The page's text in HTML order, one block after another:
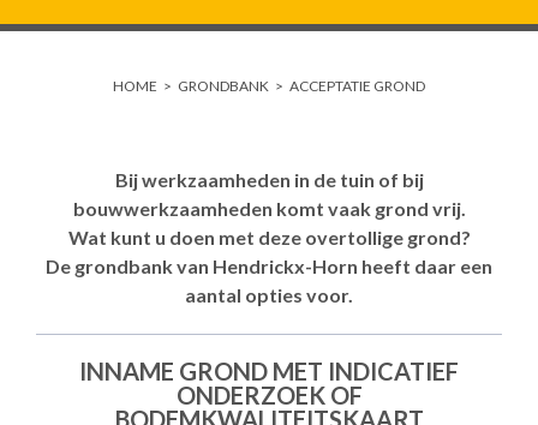
HOME > GRONDBANK > ACCEPTATIE GROND
Bij werkzaamheden in de tuin of bij
bouwwerkzaamheden komt vaak grond vrij.
Wat kunt u doen met deze overtollige grond?
De grondbank van Hendrickx-Horn heeft daar een
aantal opties voor.
INNAME GROND MET INDICATIEF
ONDERZOEK OF